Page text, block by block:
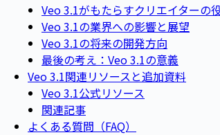
Veo 3.1がもたらすクリエイターの
Veo 3.1の業界への影響と展望
Veo 3.1の将来の開発方向
最後の考え：Veo 3.1の意義
Veo 3.1関連リソースと追加資料
Veo 3.1公式リソース
関連記事
よくある質問（FAQ）